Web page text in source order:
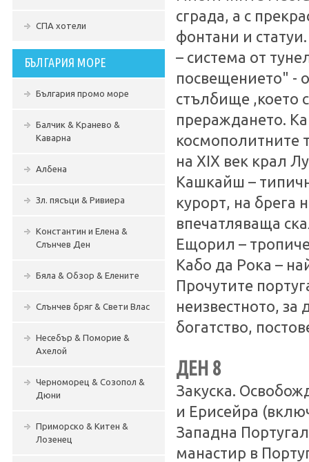
СПА хотели
БЪЛГАРИЯ МОРЕ
България промо море
Балчик & Кранево &
Каварна
Албена
Зл. пясъци & Ривиера
Константин и Елена &
Слънчев Ден
Бяла & Обзор & Елените
Слънчев бряг & Свети Влас
Несебър & Поморие &
Ахелой
Черноморец & Созопол &
Дюни
Приморско & Китен &
Лозенец
сграда, а с
фонтани и
– система от
пoсвещението" -
стълбище ,което
прераждането.
космополитните
на XIX век крал
Кашкайш –
курорт, на брега
впечатляваща
Ещорил –
Кабо да Рока –
Прочутите
неизвестното, за
богатство,
ДЕН 8
Закуска.
и Ерисейра
Западна
манастир в